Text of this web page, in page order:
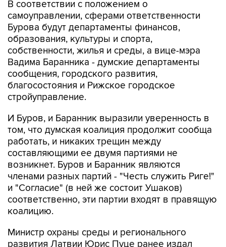
Бурова будут департаменты финансов,
образования, культуры и спорта,
собственности, жилья и среды, а вице-мэра
Вадима Баранника - думские департаменты
сообщения, городского развития,
благосостояния и Рижское городское
стройуправление.
И Буров, и Баранник выразили уверенность в
работать, и никаких трещин между
составляющими ее двумя партиями не
возникнет. Буров и Баранник являются
членами разных партий - "Честь служить Риге!"
и "Согласие" (в ней же состоит Ушаков)
соответственно, эти партии входят в правящую
коалицию.
Министр охраны среды и регионального
распоряжение оботстранении Ушаковаот